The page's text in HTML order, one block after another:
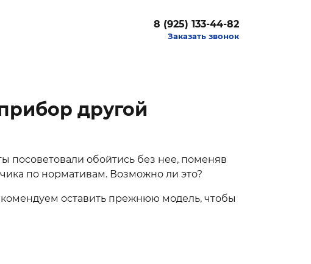
8 (925) 133-44-82
Заказать звонок
другой
обойтись без нее, поменяв
по нормативам. Возможно ли это?
оставить прежнюю модель, чтобы